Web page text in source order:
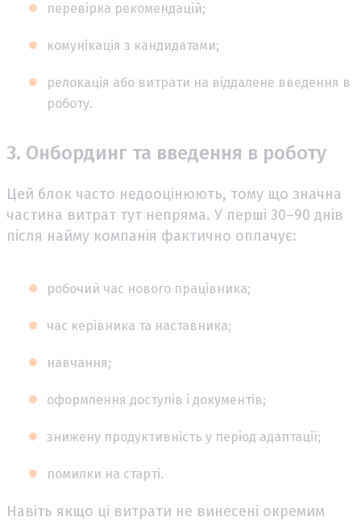
перевірка рекомендацій;
комунікація з кандидатами;
релокація або витрати на віддалене введення в
роботу.
3. Онбординг та введення в роботу
Цей блок часто недооцінюють, тому що значна
частина витрат тут непряма. У перші 30–90 днів
після найму компанія фактично оплачує:
робочий час нового працівника;
час керівника та наставника;
навчання;
оформлення доступів і документів;
знижену продуктивність у період адаптації;
помилки на старті.
Навіть якщо ці витрати не винесені окремим